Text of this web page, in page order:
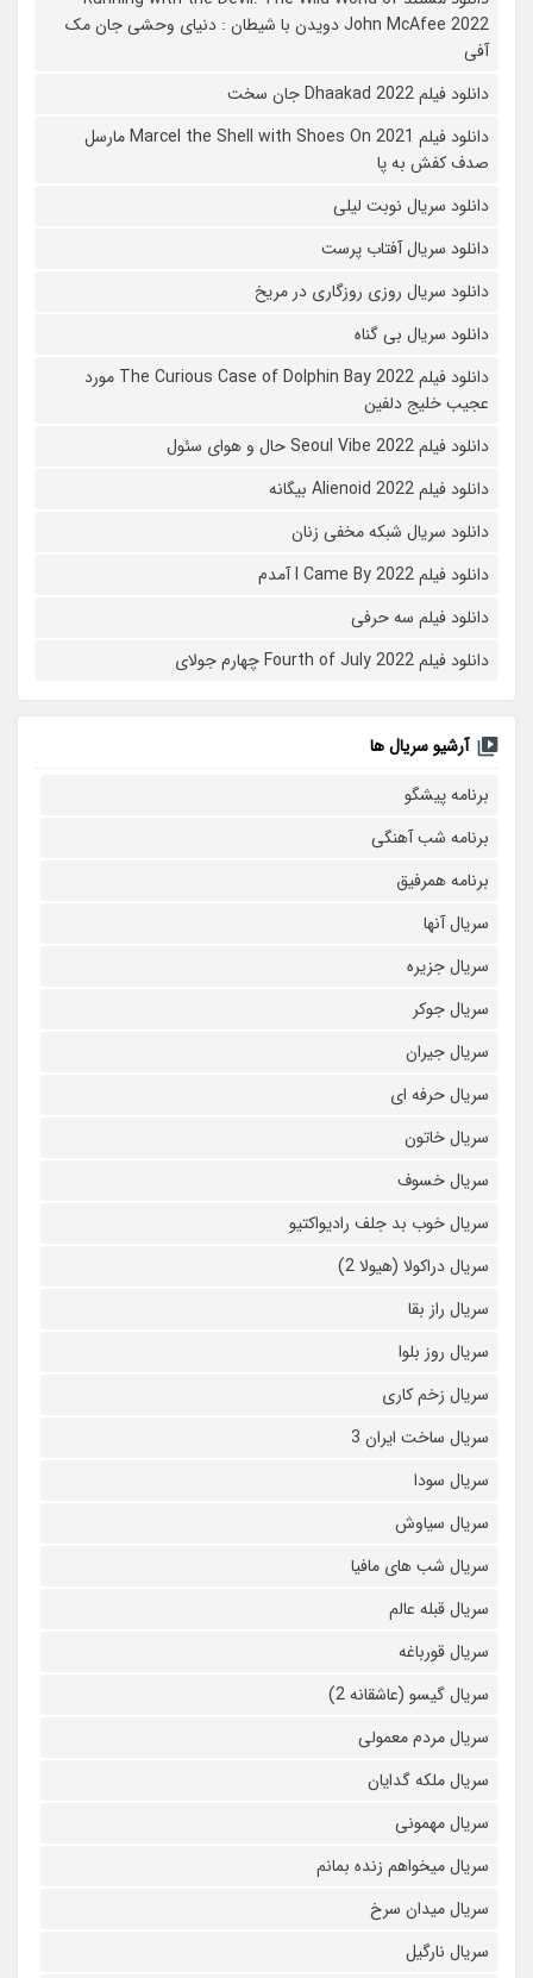
John McAfee 2022 دویدن با شیطان : دنیای وحشی جان مک
آفی
دانلود فیلم Dhaakad 2022 جان سخت
دانلود فیلم Marcel the Shell with Shoes On 2021 مارسل
صدف کفش به پا
دانلود سریال نوبت لیلی
دانلود سریال آفتاب پرست
دانلود سریال روزی روزگاری در مریخ
دانلود سریال بی گناه
دانلود فیلم The Curious Case of Dolphin Bay 2022 مورد
عجیب خلیج دلفین
دانلود فیلم Seoul Vibe 2022 حال و هوای سئول
دانلود فیلم Alienoid 2022 بیگانه
دانلود سریال شبکه مخفی زنان
دانلود فیلم I Came By 2022 آمدم
دانلود فیلم سه حرفی
دانلود فیلم Fourth of July 2022 چهارم جولای
آرشیو سریال ها
برنامه پیشگو
برنامه شب آهنگی
برنامه همرفیق
سریال آنها
سریال جزیره
سریال جوکر
سریال جیران
سریال حرفه ای
سریال خاتون
سریال خسوف
سریال خوب بد جلف رادیواکتیو
سریال دراکولا (هیولا 2)
سریال راز بقا
سریال روز بلوا
سریال زخم کاری
سریال ساخت ایران 3
سریال سودا
سریال سیاوش
سریال شب های مافیا
سریال قبله عالم
سریال قورباغه
سریال گیسو (عاشقانه 2)
سریال مردم معمولی
سریال ملکه گدایان
سریال مهمونی
سریال میخواهم زنده بمانم
سریال میدان سرخ
سریال نارگیل